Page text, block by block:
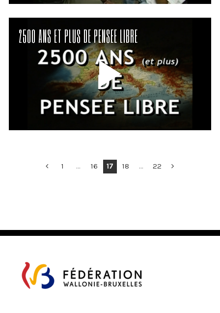
2500 ANS ET PLUS DE PENSEE LIBRE
1 … 16 17 18 … 22